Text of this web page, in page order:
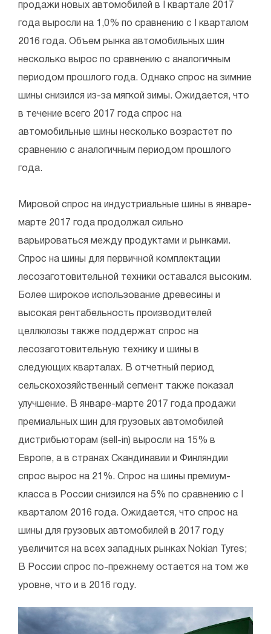
продажи новых автомобилей в I квартале 2017
года выросли на 1,0% по сравнению с I кварталом
2016 года. Объем рынка автомобильных шин
несколько вырос по сравнению с аналогичным
периодом прошлого года. Однако спрос на зимние
шины снизился из-за мягкой зимы. Ожидается, что
в течение всего 2017 года спрос на
автомобильные шины несколько возрастет по
сравнению с аналогичным периодом прошлого
года.
Мировой спрос на индустриальные шины в январе-
марте 2017 года продолжал сильно
варьироваться между продуктами и рынками.
Спрос на шины для первичной комплектации
лесозаготовительной техники оставался высоким.
Более широкое использование древесины и
высокая рентабельность производителей
целлюлозы также поддержат спрос на
лесозаготовительную технику и шины в
следующих кварталах. В отчетный период
сельскохозяйственный сегмент также показал
улучшение. В январе-марте 2017 года продажи
премиальных шин для грузовых автомобилей
дистрибьюторам (sell-in) выросли на 15% в
Европе, а в странах Скандинавии и Финляндии
спрос вырос на 21%. Спрос на шины премиум-
класса в России снизился на 5% по сравнению с I
кварталом 2016 года. Ожидается, что спрос на
шины для грузовых автомобилей в 2017 году
увеличится на всех западных рынках Nokian Tyres;
В России спрос по-прежнему остается на том же
уровне, что и в 2016 году.